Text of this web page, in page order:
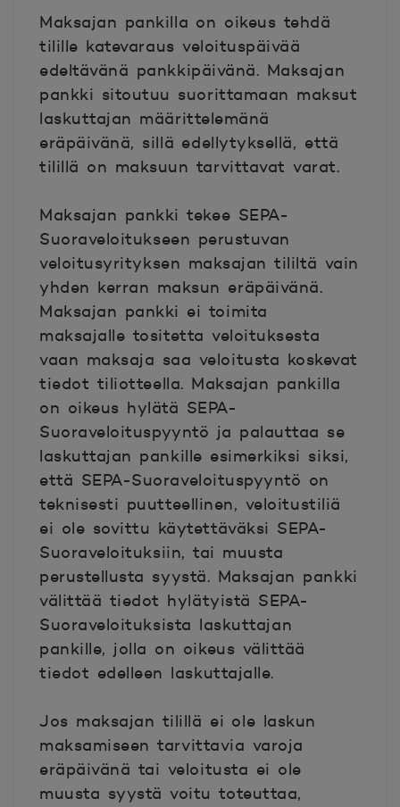
Maksajan pankilla on oikeus tehdä
tilille katevaraus veloituspäivää
edeltävänä pankkipäivänä. Maksajan
pankki sitoutuu suorittamaan maksut
laskuttajan määrittelemänä
eräpäivänä, sillä edellytyksellä, että
tilillä on maksuun tarvittavat varat.
Maksajan pankki tekee SEPA-
Suoraveloitukseen perustuvan
veloitusyrityksen maksajan tililtä vain
yhden kerran maksun eräpäivänä.
Maksajan pankki ei toimita
maksajalle tositetta veloituksesta
vaan maksaja saa veloitusta koskevat
tiedot tiliotteella. Maksajan pankilla
on oikeus hylätä SEPA-
Suoraveloituspyyntö ja palauttaa se
laskuttajan pankille esimerkiksi siksi,
että SEPA-Suoraveloituspyyntö on
teknisesti puutteellinen, veloitustiliä
ei ole sovittu käytettäväksi SEPA-
Suoraveloituksiin, tai muusta
perustellusta syystä. Maksajan pankki
välittää tiedot hylätyistä SEPA-
Suoraveloituksista laskuttajan
pankille, jolla on oikeus välittää
tiedot edelleen laskuttajalle.
Jos maksajan tilillä ei ole laskun
maksamiseen tarvittavia varoja
eräpäivänä tai veloitusta ei ole
muusta syystä voitu toteuttaa,